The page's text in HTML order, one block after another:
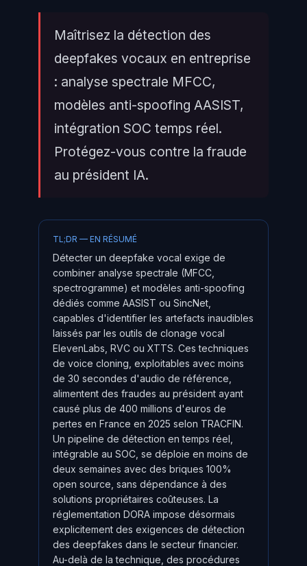
Maîtrisez la détection des
deepfakes vocaux en entreprise
: analyse spectrale MFCC,
modèles anti-spoofing AASIST,
intégration SOC temps réel.
Protégez-vous contre la fraude
au président IA.
TL;DR — EN RÉSUMÉ
Détecter un deepfake vocal exige de
combiner analyse spectrale (MFCC,
spectrogramme) et modèles anti-spoofing
dédiés comme AASIST ou SincNet,
capables d'identifier les artefacts inaudibles
laissés par les outils de clonage vocal
ElevenLabs, RVC ou XTTS. Ces techniques
de voice cloning, exploitables avec moins
de 30 secondes d'audio de référence,
alimentent des fraudes au président ayant
causé plus de 400 millions d'euros de
pertes en France en 2025 selon TRACFIN.
Un pipeline de détection en temps réel,
intégrable au SOC, se déploie en moins de
deux semaines avec des briques 100%
open source, sans dépendance à des
solutions propriétaires coûteuses. La
réglementation DORA impose désormais
explicitement des exigences de détection
des deepfakes dans le secteur financier.
Au-delà de la technique, des procédures